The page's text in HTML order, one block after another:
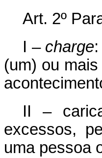
Art. 2º
I – charge
(um) ou
II –
excessos,
uma pessoa